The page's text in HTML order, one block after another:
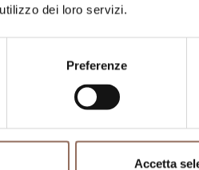
dei loro servizi.
Preferenze
Accetta